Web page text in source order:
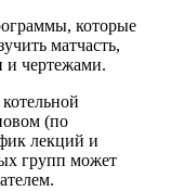
которые
матчасть,
и чертежами.
(по
лекций и
групп может